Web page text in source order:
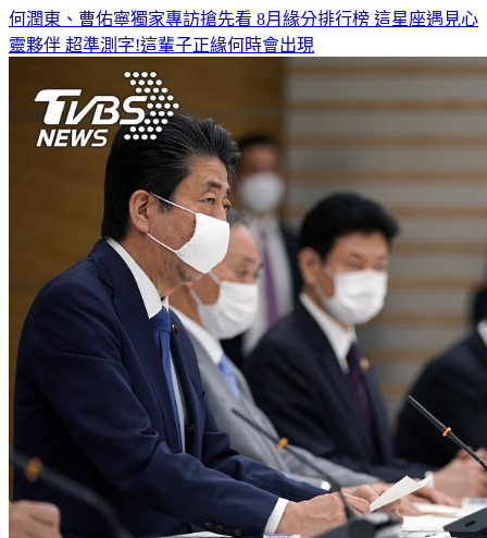
何潤東、曹佑寧獨家專訪搶先看 8月緣分排行榜 這星座遇見心
靈夥伴 超準測字!這輩子正緣何時會出現